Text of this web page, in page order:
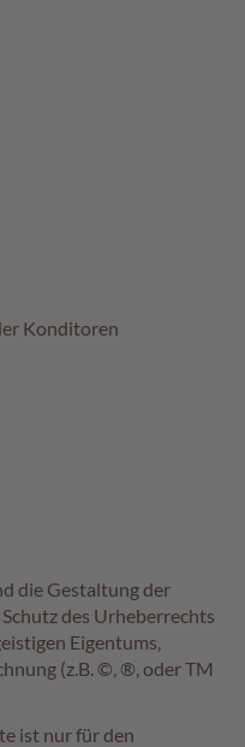
Konditoren
die Gestaltung der
des Urheberrechts
Eigentums,
(z.B. ©, ®, oder TM
ist nur für den